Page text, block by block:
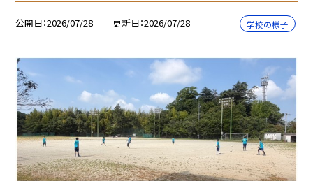
公開日 2026/07/28 更新日 2026/07/28 学校の様子